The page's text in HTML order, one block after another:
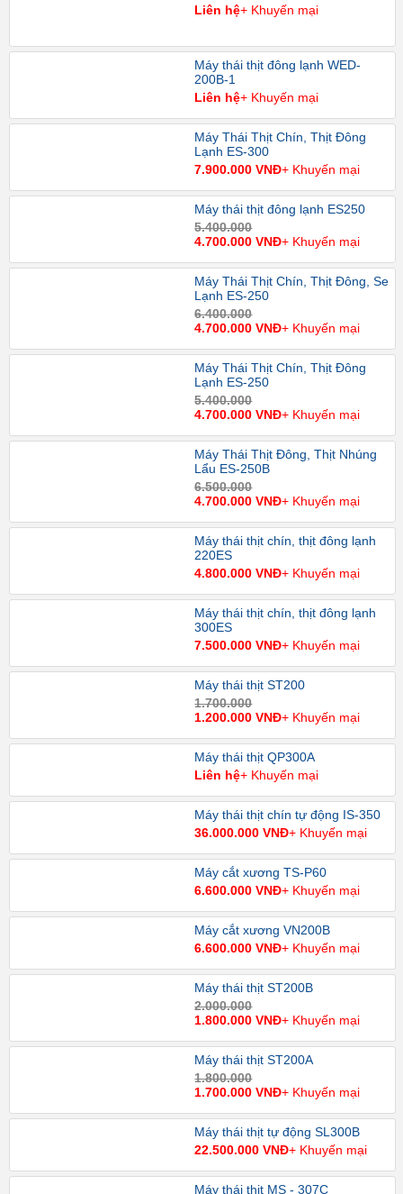
Liên hệ+ Khuyến mại
Máy thái thịt đông lạnh WED-
200B-1
Liên hệ+ Khuyến mại
Máy Thái Thịt Chín, Thịt Đông
Lạnh ES-300
7.900.000 VNĐ+ Khuyến mại
Máy thái thịt đông lạnh ES250
5.400.000
4.700.000 VNĐ+ Khuyến mại
Máy Thái Thịt Chín, Thịt Đông, Se
Lạnh ES-250
6.400.000
4.700.000 VNĐ+ Khuyến mại
Máy Thái Thịt Chín, Thịt Đông
Lạnh ES-250
5.400.000
4.700.000 VNĐ+ Khuyến mại
Máy Thái Thịt Đông, Thịt Nhúng
Lẩu ES-250B
6.500.000
4.700.000 VNĐ+ Khuyến mại
Máy thái thịt chín, thịt đông lạnh
220ES
4.800.000 VNĐ+ Khuyến mại
Máy thái thịt chín, thịt đông lạnh
300ES
7.500.000 VNĐ+ Khuyến mại
Máy thái thịt ST200
1.700.000
1.200.000 VNĐ+ Khuyến mại
Máy thái thịt QP300A
Liên hệ+ Khuyến mại
Máy thái thịt chín tự động IS-350
36.000.000 VNĐ+ Khuyến mại
Máy cắt xương TS-P60
6.600.000 VNĐ+ Khuyến mại
Máy cắt xương VN200B
6.600.000 VNĐ+ Khuyến mại
Máy thái thịt ST200B
2.000.000
1.800.000 VNĐ+ Khuyến mại
Máy thái thịt ST200A
1.800.000
1.700.000 VNĐ+ Khuyến mại
Máy thái thịt tự động SL300B
22.500.000 VNĐ+ Khuyến mại
Máy thái thịt MS - 307C